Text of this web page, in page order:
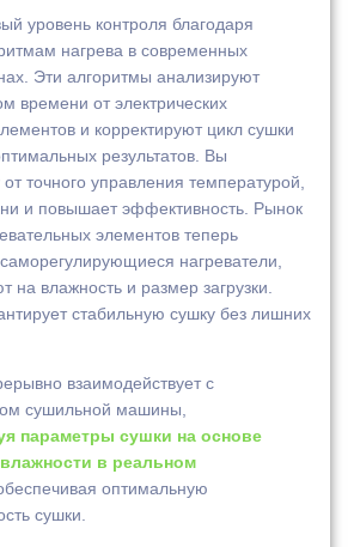
уровень контроля благодаря
нагрева в современных
Эти алгоритмы анализируют
времени от электрических
и корректируют цикл сушки
результатов. Вы
точного управления температурой,
и повышает эффективность. Рынок
элементов теперь
нагреватели,
на влажность и размер загрузки.
стабильную сушку без лишних
взаимодействует с
сушильной машины,
параметры сушки на основе
в реальном
обеспечивая оптимальную
сушки.